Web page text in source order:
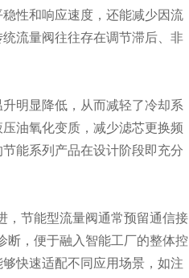
性和响应速度，还能减少因流
流量阀往往存在调节滞后、非
明显降低，从而减轻了冷却系
油氧化变质，减少滤芯更换频
能系列产品在设计阶段即充分
，节能型流量阀通常预留通信接
断，便于融入智能工厂的整体控
快速适配不同应用场景，如注